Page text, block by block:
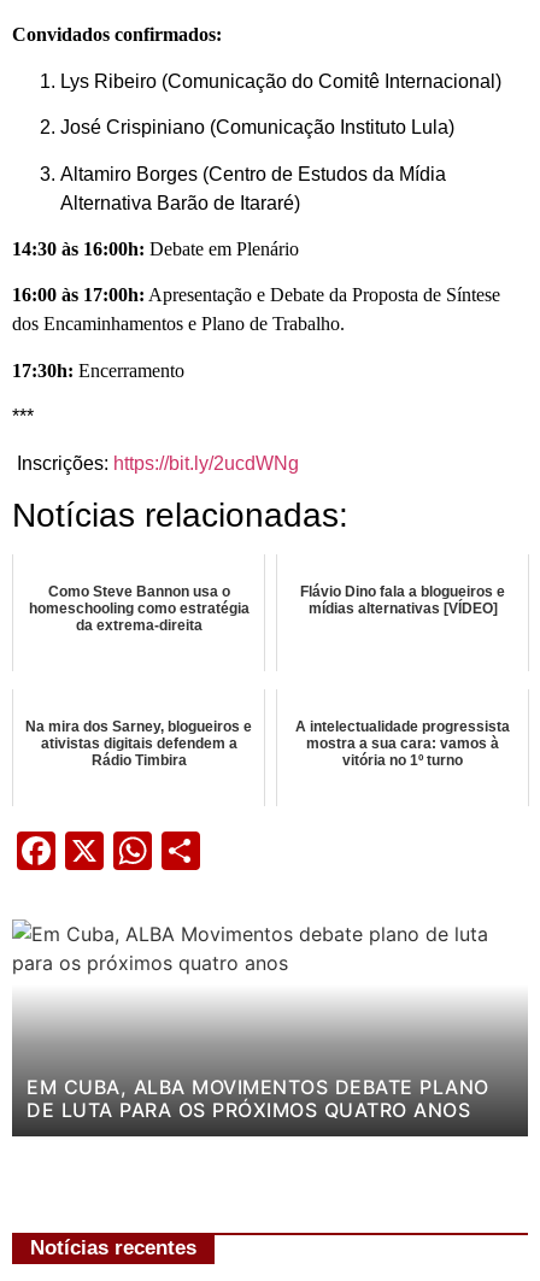
Convidados confirmados:
Lys Ribeiro (Comunicação do Comitê Internacional)
José Crispiniano (Comunicação Instituto Lula)
Altamiro Borges (Centro de Estudos da Mídia
Alternativa Barão de Itararé)
14:30 às 16:00h: Debate em Plenário
16:00 às 17:00h: Apresentação e Debate da Proposta de Síntese
dos Encaminhamentos e Plano de Trabalho.
17:30h: Encerramento
***
Inscrições: https://bit.ly/2ucdWNg
Notícias relacionadas:
Como Steve Bannon usa o
homeschooling como estratégia
da extrema-direita
Flávio Dino fala a blogueiros e
mídias alternativas [VÍDEO]
Na mira dos Sarney, blogueiros e
ativistas digitais defendem a
Rádio Timbira
A intelectualidade progressista
mostra a sua cara: vamos à
vitória no 1º turno
Facebook
X WhatsApp
EM CUBA, ALBA MOVIMENTOS DEBATE PLANO
DE LUTA PARA OS PRÓXIMOS QUATRO ANOS
Notícias recentes